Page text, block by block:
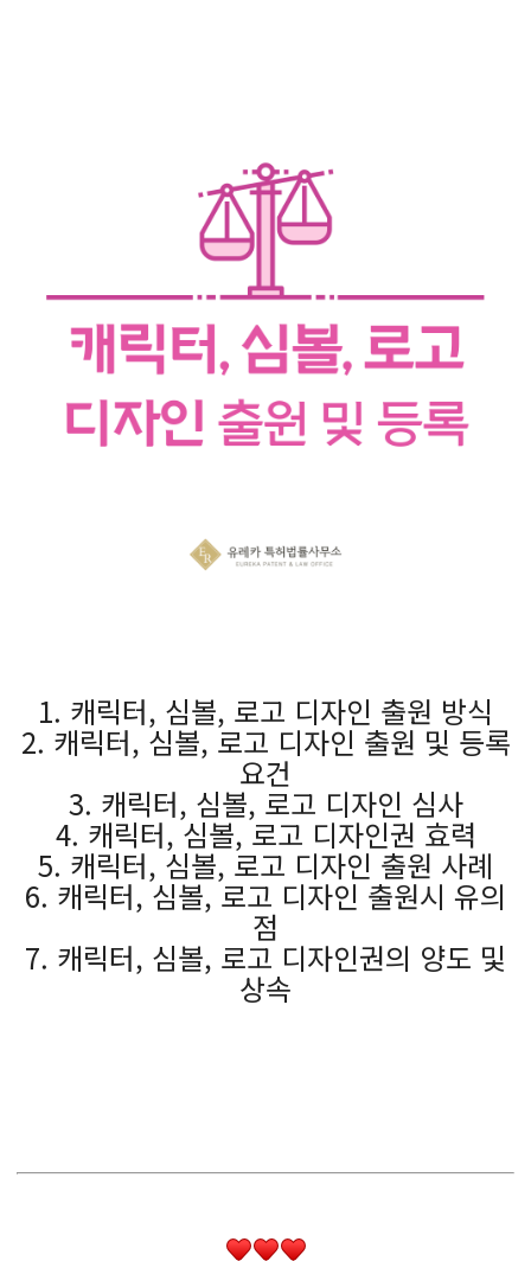
1. 캐릭터, 심볼, 로고 디자인 출원 방식
2. 캐릭터, 심볼, 로고 디자인 출원 및 등록
요건
3. 캐릭터, 심볼, 로고 디자인 심사
4. 캐릭터, 심볼, 로고 디자인권 효력
5. 캐릭터, 심볼, 로고 디자인 출원 사례
6. 캐릭터, 심볼, 로고 디자인 출원시 유의
점
7. 캐릭터, 심볼, 로고 디자인권의 양도 및
상속